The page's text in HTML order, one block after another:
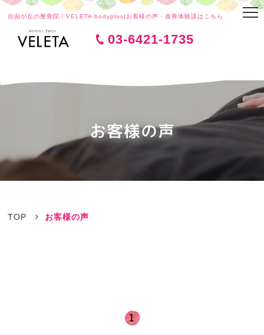
自由が丘の整骨院｜VELETA bodyplus|お客様の声・改善体験談はこちら
03-6421-1735
お客様の声
TOP お客様の声
1